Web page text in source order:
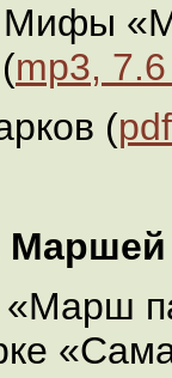
Мифы
mp3,
(
Маршей
«Марш